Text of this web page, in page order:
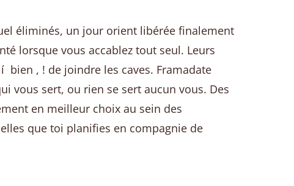
éliminés, un jour orient libérée finalement
lorsque vous accablez tout seul. Leurs
bien , ! de joindre les caves. Framadate
vous sert, ou rien se sert aucun vous. Des
en meilleur choix au sein des
que toi planifies en compagnie de